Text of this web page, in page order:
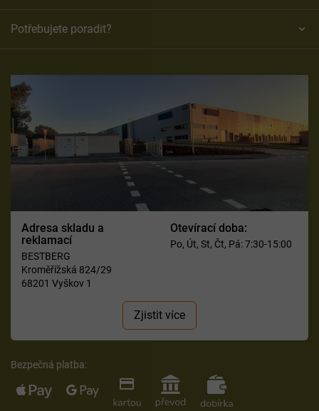
Potřebujete poradit?
Adresa skladu a
reklamací
BESTBERG
Kroměřížská 824/29
68201 Vyškov 1
Otevírací doba:
Po, Út, St, Čt, Pá: 7:30-15:00
Zjistit více
Bezpečná platba: